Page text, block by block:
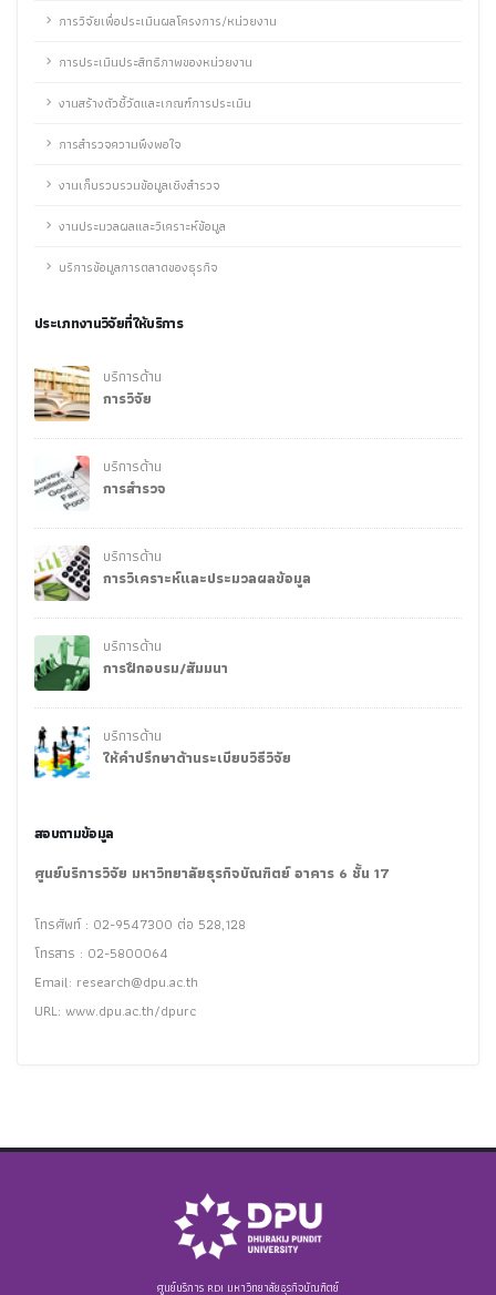
การวิจัยเพื่อประเมินผลโครงการ/หน่วยงาน
การประเมินประสิทธิภาพของหน่วยงาน
งานสร้างตัวชี้วัดและเกณฑ์การประเมิน
การสำรวจความพึงพอใจ
งานเก็บรวบรวมข้อมูลเชิงสำรวจ
งานประมวลผลและวิเคราะห์ข้อมูล
บริการข้อมูลการตลาดของธุรกิจ
ประเภทงานวิจัยที่ให้บริการ
บริการด้าน
การวิจัย
บริการด้าน
การสำรวจ
บริการด้าน
การวิเคราะห์และประมวลผลข้อมูล
บริการด้าน
การฝึกอบรม/สัมมนา
บริการด้าน
ให้คำปรึกษาด้านระเบียบวิธีวิจัย
สอบถามข้อมูล
ศูนย์บริการวิจัย มหาวิทยาลัยธุรกิจบัณฑิตย์ อาคาร 6 ชั้น 17
โทรศัพท์ : 02-9547300 ต่อ 528,128
โทรสาร : 02-5800064
Email: research@dpu.ac.th
URL: www.dpu.ac.th/dpurc
ศูนย์บริการ RDI มหาวิทยาลัยธุรกิจบัณฑิตย์